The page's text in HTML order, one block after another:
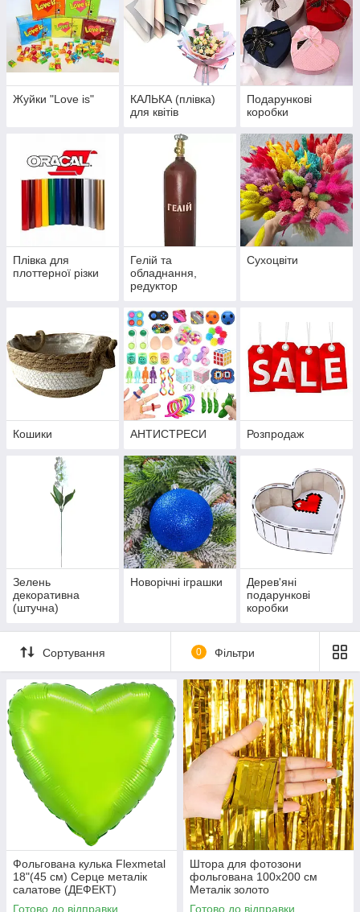
Жуйки "Love is"
КАЛЬКА (плівка)
для квітів
Подарункові
коробки
Плівка для
плоттерної різки
Гелій та
обладнання,
редуктор
Сухоцвіти
Кошики АНТИСТРЕСИ Розпродаж
Зелень
декоративна
(штучна)
Новорічні іграшки
Дерев'яні
подарункові
коробки
Сортування 0 Фільтри
Фольгована кулька Flexmetal
18"(45 см) Серце металік
салатове (ДЕФЕКТ)
Готово до відправки
Штора для фотозони
фольгована 100х200 см
Металік золото
Готово до відправки